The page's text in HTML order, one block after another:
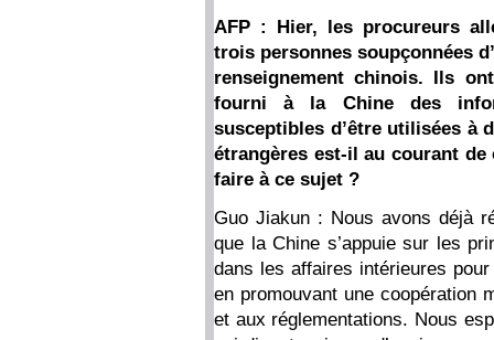
AFP : Hier, les procureurs
trois personnes soupçonnées
renseignement chinois. Ils
fourni à la Chine des
susceptibles d’être utilisées à
étrangères est-il au courant
faire à ce sujet ?
Guo Jiakun : Nous avons déjà
que la Chine s’appuie sur les
dans les affaires intérieures
en promouvant une coopération
et aux réglementations. Nous